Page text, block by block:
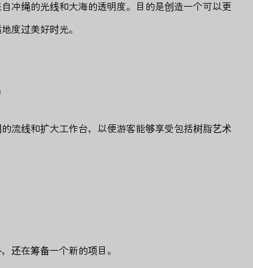
冲绳的光线和大海的透明度。目的是创造一个可以更
度过美好时光。
流线和扩大工作台，以便游客能够享受包括树脂艺术
还在筹备一个新的项目。